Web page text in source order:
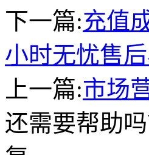
下一篇:充值
小时无忧售
上一篇:市场
还需要帮助